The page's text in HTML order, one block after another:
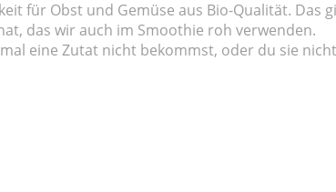
für Obst und Gemüse aus Bio-Qualität. Das
das wir auch im Smoothie roh verwenden.
eine Zutat nicht bekommst, oder du sie